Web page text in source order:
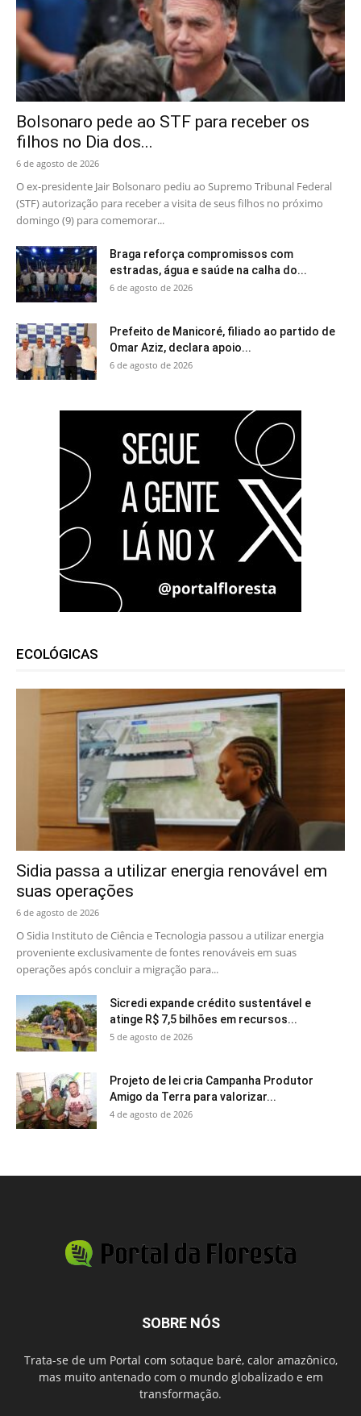
Bolsonaro pede ao STF para receber os
filhos no Dia dos...
6 de agosto de 2026
O ex-presidente Jair Bolsonaro pediu ao Supremo Tribunal Federal
(STF) autorização para receber a visita de seus filhos no próximo
domingo (9) para comemorar...
Braga reforça compromissos com
estradas, água e saúde na calha do...
6 de agosto de 2026
Prefeito de Manicoré, filiado ao partido de
Omar Aziz, declara apoio...
6 de agosto de 2026
ECOLÓGICAS
Sidia passa a utilizar energia renovável em
suas operações
6 de agosto de 2026
O Sidia Instituto de Ciência e Tecnologia passou a utilizar energia
proveniente exclusivamente de fontes renováveis em suas
operações após concluir a migração para...
Sicredi expande crédito sustentável e
atinge R$ 7,5 bilhões em recursos...
5 de agosto de 2026
Projeto de lei cria Campanha Produtor
Amigo da Terra para valorizar...
4 de agosto de 2026
SOBRE NÓS
Trata-se de um Portal com sotaque baré, calor amazônico,
mas muito antenado com o mundo globalizado e em
transformação.